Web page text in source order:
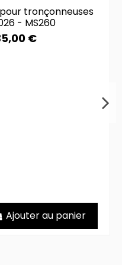
tronçonneuses
- MS260
€
Ajouter au panier